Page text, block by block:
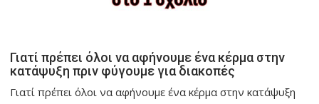
Γιατί πρέπει όλοι να αφήνουμε ένα κέρμα στην
κατάψυξη πριν φύγουμε για διακοπές
Γιατί πρέπει όλοι να αφήνουμε ένα κέρμα στην κατάψυξη